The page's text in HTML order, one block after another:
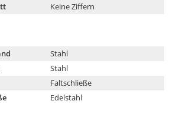
Keine Ziffern
Stahl
Stahl
Faltschließe
Edelstahl